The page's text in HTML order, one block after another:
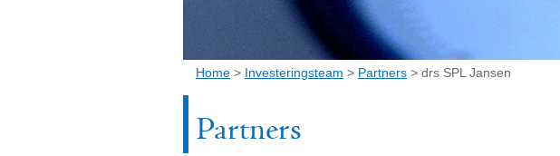
Home > Investeringsteam > Partners > drs SPL Jansen
Partners